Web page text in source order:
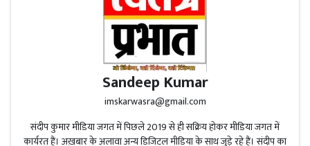
गुरु रविदास जी के 650वें प्रकाश पर्व को समर्पित
8 अगस्त को आयोजित की जा रही मैराथन दौड़ अब 11 अगस्त
को होगी: डिप्टी कमिश्नर
कैसे हुआ हादसा?
Sandeep Kumar
imskarwasra@gmail.com
संदीप कुमार मीडिया जगत में पिछले 2019 से ही सक्रिय होकर मीडिया जगत में
कार्यरत हैं। अख़बार के अलावा अन्य डिजिटल मीडिया के साथ जुड़े रहे हैं। संदीप का